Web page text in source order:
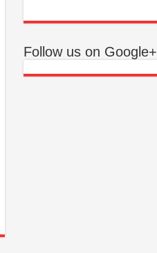
Follow us on Google+